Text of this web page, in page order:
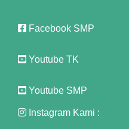
Facebook SMP
Youtube TK
Youtube SMP
Instagram Kami :